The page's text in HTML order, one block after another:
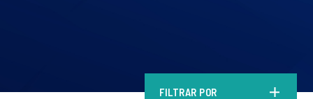
FILTRAR POR